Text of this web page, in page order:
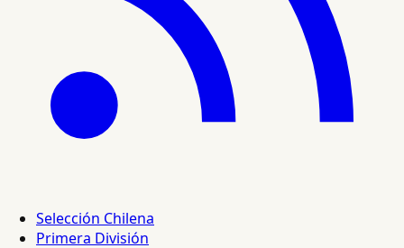
Selección Chilena
Primera División